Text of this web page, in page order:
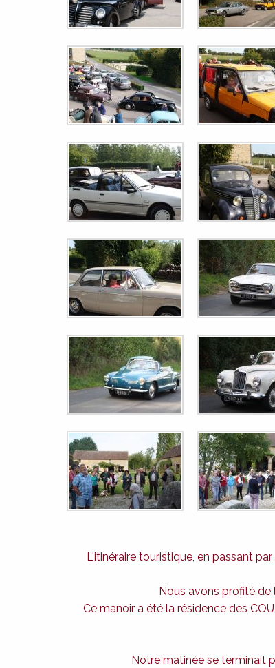
L'itinéraire touristique, en passant
Nous avons profité de
Ce manoir a été la résidence des
Notre matinée se terminait